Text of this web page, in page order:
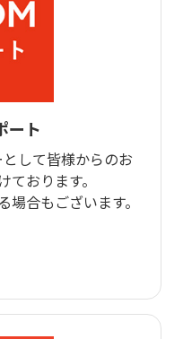
ート
して皆様からのお
おります。
合もございます。